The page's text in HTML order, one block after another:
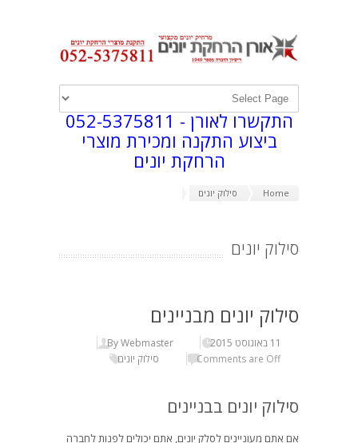
התקשרו לאורן -052-5375811
ביצוע התקנה ומכירת מוצרי
הרחקת יונים
Home סילוק יונים
סילוק יונים
סילוק יונים מבניינים
11 באוגוסט 2015
By Webmaster
Comments are Off
סילוק יונים
סילוק יונים בבניינים
אם אתם מעוניינים לסלק יונים, אתם יכולים לפנות לחברה